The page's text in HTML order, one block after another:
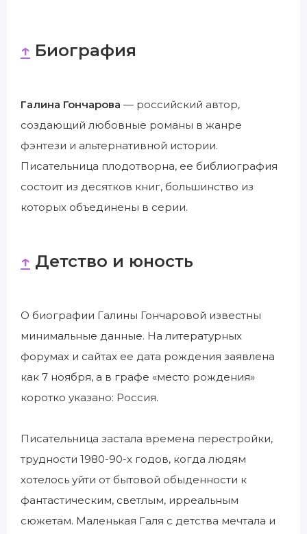
↑ Биография
Галина Гончарова — российский автор,
создающий любовные романы в жанре
фэнтези и альтернативной истории.
Писательница плодотворна, ее библиография
состоит из десятков книг, большинство из
которых объединены в серии.
↑ Детство и юность
О биографии Галины Гончаровой известны
минимальные данные. На литературных
форумах и сайтах ее дата рождения заявлена
как 7 ноября, а в графе «место рождения»
коротко указано: Россия.
Писательница застала времена перестройки,
трудности 1980-90-х годов, когда людям
хотелось уйти от бытовой обыденности к
фантастическим, светлым, ирреальным
сюжетам. Маленькая Галя с детства мечтала и